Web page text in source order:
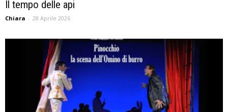
Il tempo delle api
Chiara - 28 Aprile 2026